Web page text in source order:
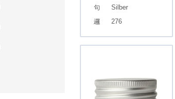
Silber
276